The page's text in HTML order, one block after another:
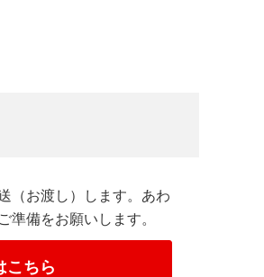
（お渡し）します。あわ
準備をお願いします。
こちら